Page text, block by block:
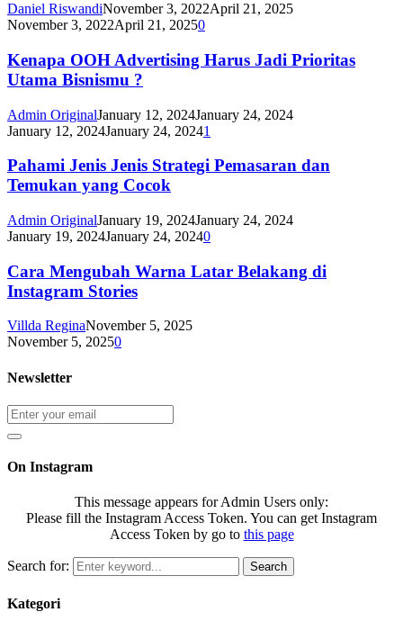
Daniel RiswandiNovember 3, 2022April 21, 2025
November 3, 2022April 21, 20250
Kenapa OOH Advertising Harus Jadi Prioritas
Utama Bisnismu ?
Admin OriginalJanuary 12, 2024January 24, 2024
January 12, 2024January 24, 20241
Pahami Jenis Jenis Strategi Pemasaran dan
Temukan yang Cocok
Admin OriginalJanuary 19, 2024January 24, 2024
January 19, 2024January 24, 20240
Cara Mengubah Warna Latar Belakang di
Instagram Stories
Villda ReginaNovember 5, 2025
November 5, 20250
Newsletter
On Instagram
This message appears for Admin Users only:
Please fill the Instagram Access Token. You can get Instagram
Access Token by go to this page
Search for: Search
Kategori